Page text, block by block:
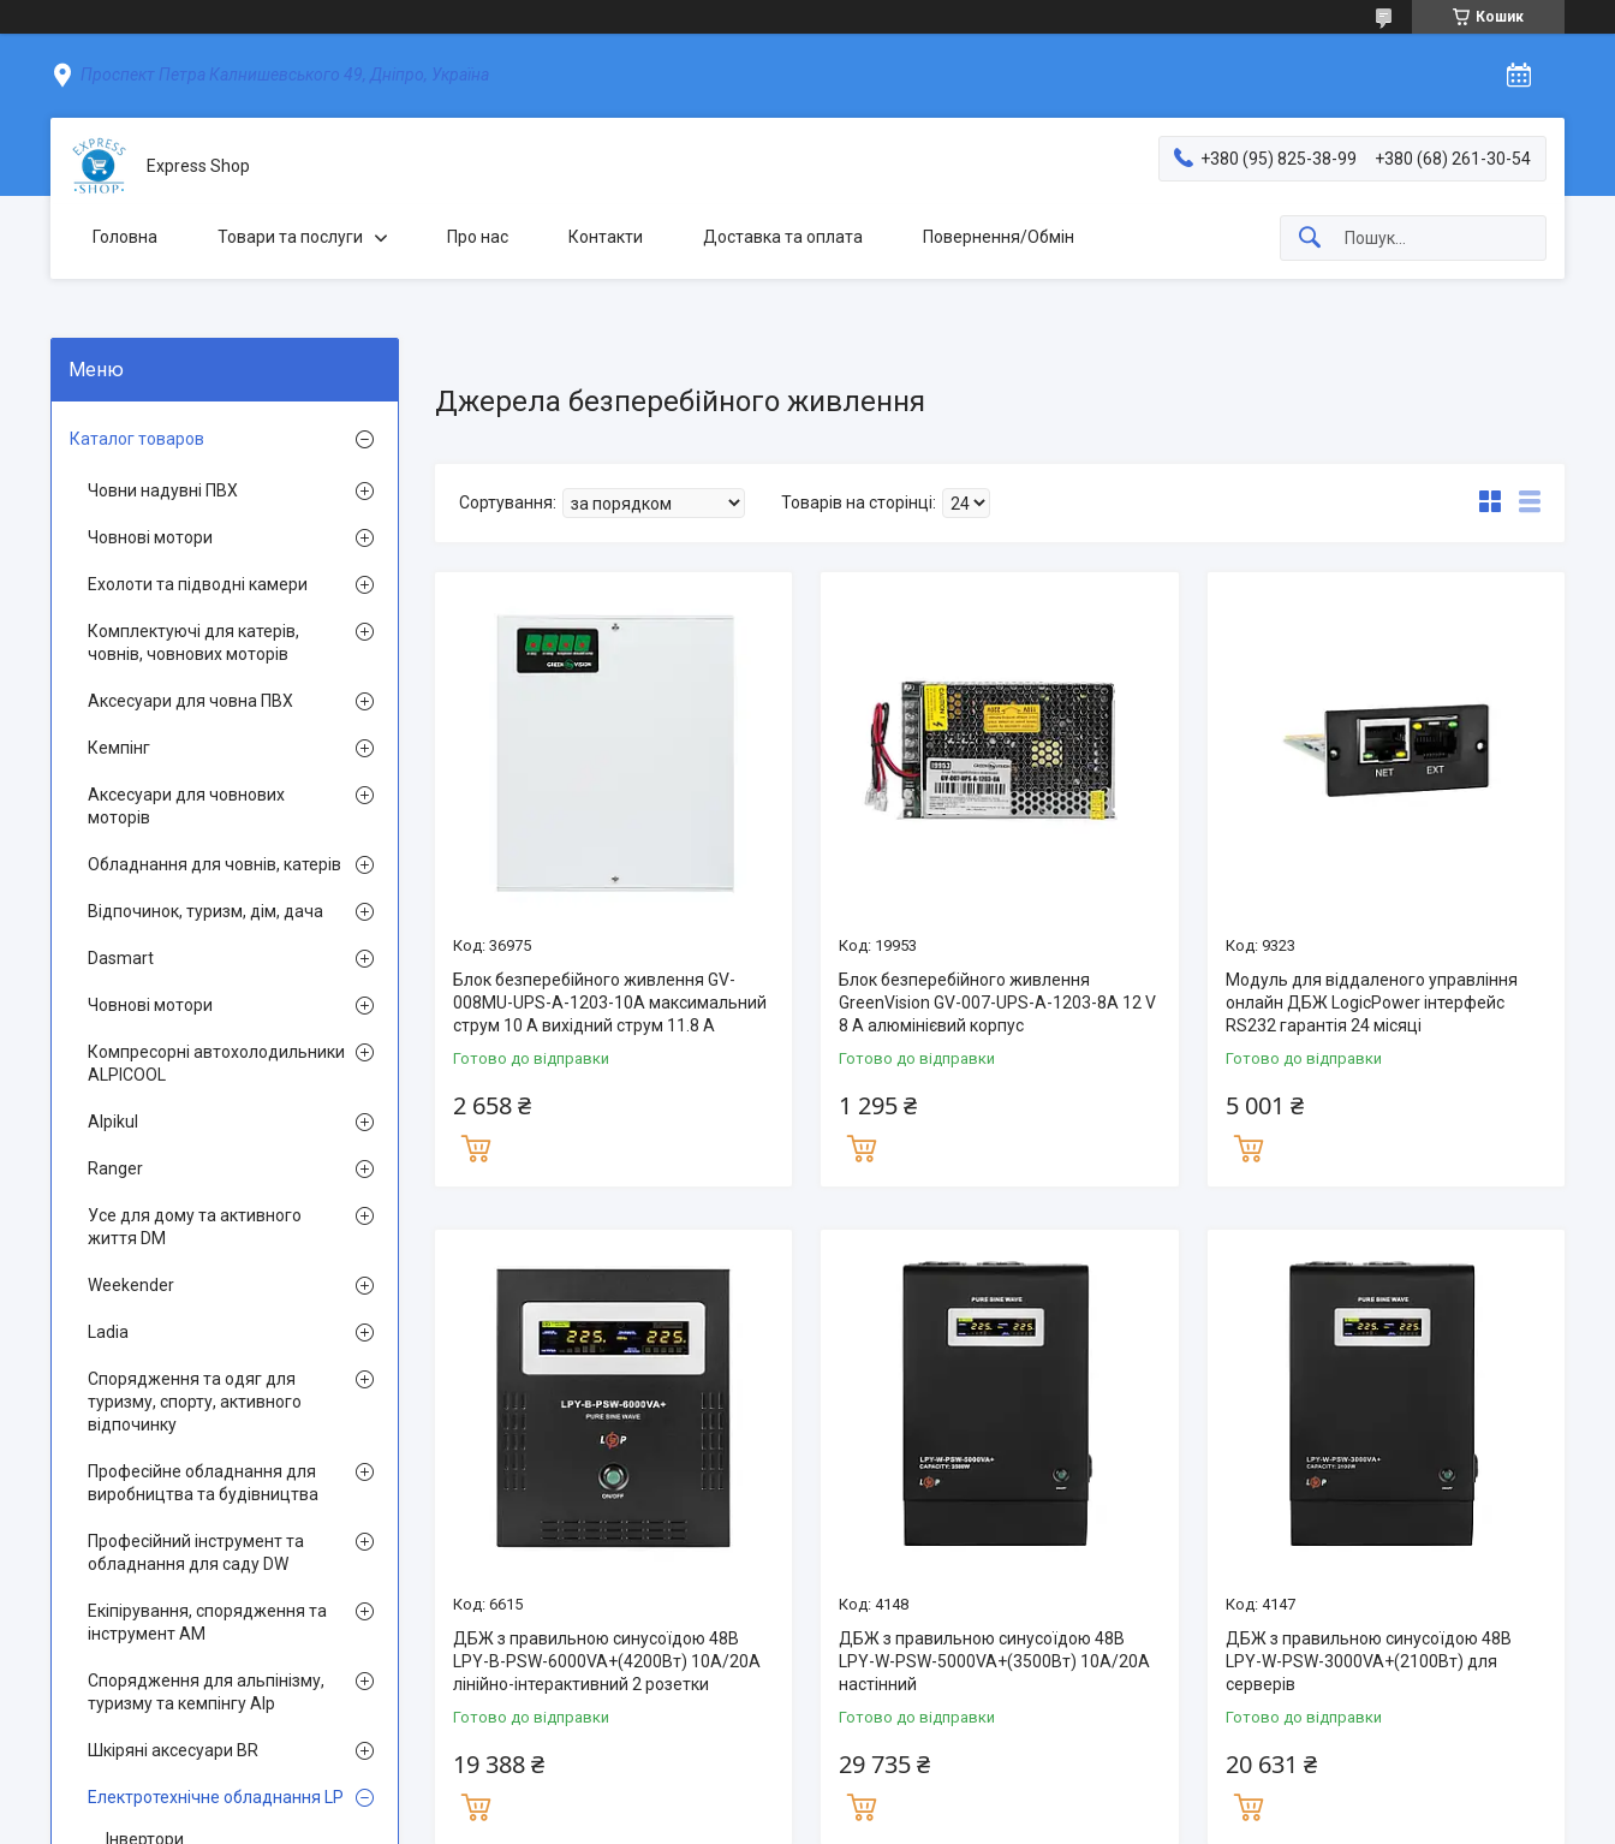
Кошик
Проспект Петра Калнишевського 49, Дніпро, Україна
Express Shop +380 (95) 825-38-99 +380 (68) 261-30-54
Головна Товари та послуги Про нас Контакти Доставка та оплата Повернення/Обмін
Джерела безперебійного живлення
36975
Блок безперебійного живлення GV-
008MU-UPS-A-1203-10A максимальний
струм 10 A вихідний струм 11.8 A
Готово до відправки
2 658 ₴
19953
Блок безперебійного живлення
GreenVision GV-007-UPS-A-1203-8A 12 V
8 A алюмінієвий корпус
Готово до відправки
1 295 ₴
9323
Модуль для віддаленого управління
онлайн ДБЖ LogicPower інтерфейс
RS232 гарантія 24 місяці
Готово до відправки
5 001 ₴
6615
ДБЖ з правильною синусоїдою 48В
LPY-B-PSW-6000VA+(4200Вт) 10А/20А
лінійно-інтерактивний 2 розетки
Готово до відправки
19 388 ₴
4148
ДБЖ з правильною синусоїдою 48В
LPY-W-PSW-5000VA+(3500Вт) 10А/20А
настінний
Готово до відправки
29 735 ₴
4147
ДБЖ з правильною синусоїдою 48В
LPY-W-PSW-3000VA+(2100Вт) для
серверів
Готово до відправки
20 631 ₴
Каталог товаров
Човни надувні ПВХ
Човнові мотори
Ехолоти та підводні камери
Комплектуючі для катерів,
човнів, човнових моторів
Аксесуари для човна ПВХ
Кемпінг
Аксесуари для човнових
моторів
Обладнання для човнів, катерів
Відпочинок, туризм, дім, дача
Dasmart
Човнові мотори
Компресорні автохолодильники
ALPICOOL
Alpikul
Ranger
Усе для дому та активного
життя DM
Weekender
Ladia
Спорядження та одяг для
туризму, спорту, активного
відпочинку
Професійне обладнання для
виробництва та будівництва
Професійний інструмент та
обладнання для саду DW
Екіпірування, спорядження та
інструмент AM
Спорядження для альпінізму,
туризму та кемпінгу Alp
Шкіряні аксесуари BR
Електротехнічне обладнання LP
Інвертори